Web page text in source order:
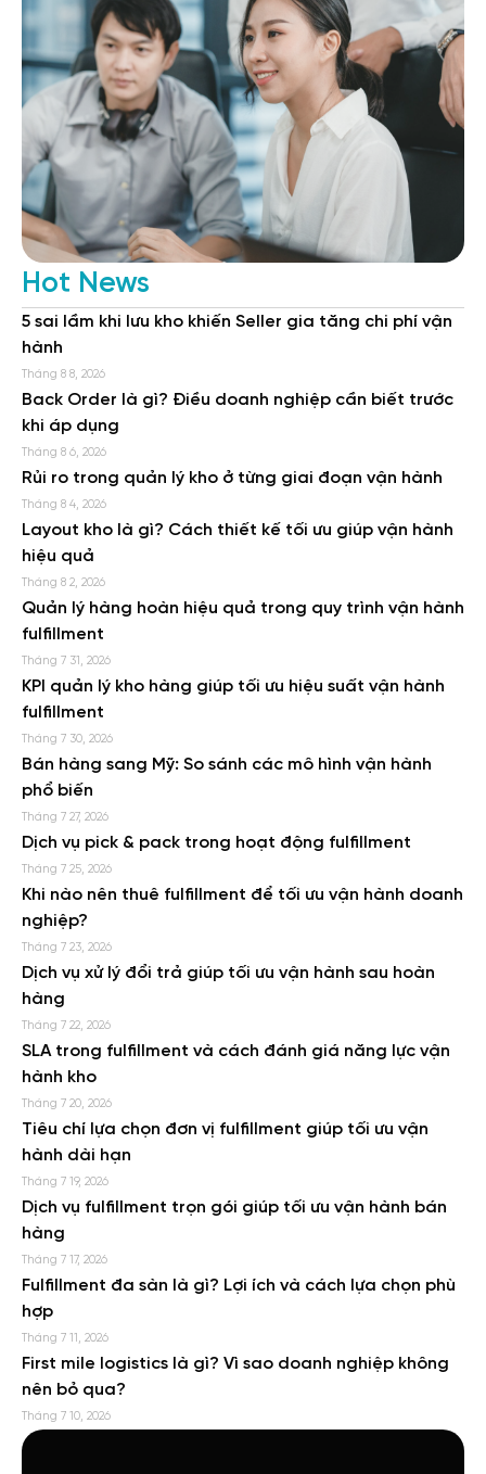
Hot News
5 sai lầm khi lưu kho khiến Seller gia tăng chi phí vận
hành
Tháng 8 8, 2026
Back Order là gì? Điều doanh nghiệp cần biết trước
khi áp dụng
Tháng 8 6, 2026
Rủi ro trong quản lý kho ở từng giai đoạn vận hành
Tháng 8 4, 2026
Layout kho là gì? Cách thiết kế tối ưu giúp vận hành
hiệu quả
Tháng 8 2, 2026
Quản lý hàng hoàn hiệu quả trong quy trình vận hành
fulfillment
Tháng 7 31, 2026
KPI quản lý kho hàng giúp tối ưu hiệu suất vận hành
fulfillment
Tháng 7 30, 2026
Bán hàng sang Mỹ: So sánh các mô hình vận hành
phổ biến
Tháng 7 27, 2026
Dịch vụ pick & pack trong hoạt động fulfillment
Tháng 7 25, 2026
Khi nào nên thuê fulfillment để tối ưu vận hành doanh
nghiệp?
Tháng 7 23, 2026
Dịch vụ xử lý đổi trả giúp tối ưu vận hành sau hoàn
hàng
Tháng 7 22, 2026
SLA trong fulfillment và cách đánh giá năng lực vận
hành kho
Tháng 7 20, 2026
Tiêu chí lựa chọn đơn vị fulfillment giúp tối ưu vận
hành dài hạn
Tháng 7 19, 2026
Dịch vụ fulfillment trọn gói giúp tối ưu vận hành bán
hàng
Tháng 7 17, 2026
Fulfillment đa sàn là gì? Lợi ích và cách lựa chọn phù
hợp
Tháng 7 11, 2026
First mile logistics là gì? Vì sao doanh nghiệp không
nên bỏ qua?
Tháng 7 10, 2026